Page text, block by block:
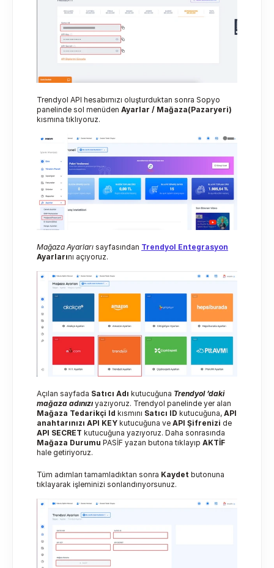
Trendyol API hesabımızı oluşturduktan sonra Sopyo
panelinde sol menüden
kısmına tıklıyoruz.
Mağaza Ayarları sayfasından Trendyol Entegrasyon
Ayarlarını açıyoruz.
Açılan sayfada Satıcı Adı kutucuğuna Trendyol ’daki
mağaza adınızı
Mağaza Tedarikçi Id kısmını Satıcı ID kutucuğuna, API
anahtarınızı API KEY kutucuğuna ve API Şifrenizi
API SECRET
Mağaza Durumu PASİF yazan butona tıklayıp AKTİF
hale getiriyoruz.
Tüm adımları tamamladıktan sonra Kaydet butonuna
tıklayarak işleminizi sonlandırıyorsunuz.